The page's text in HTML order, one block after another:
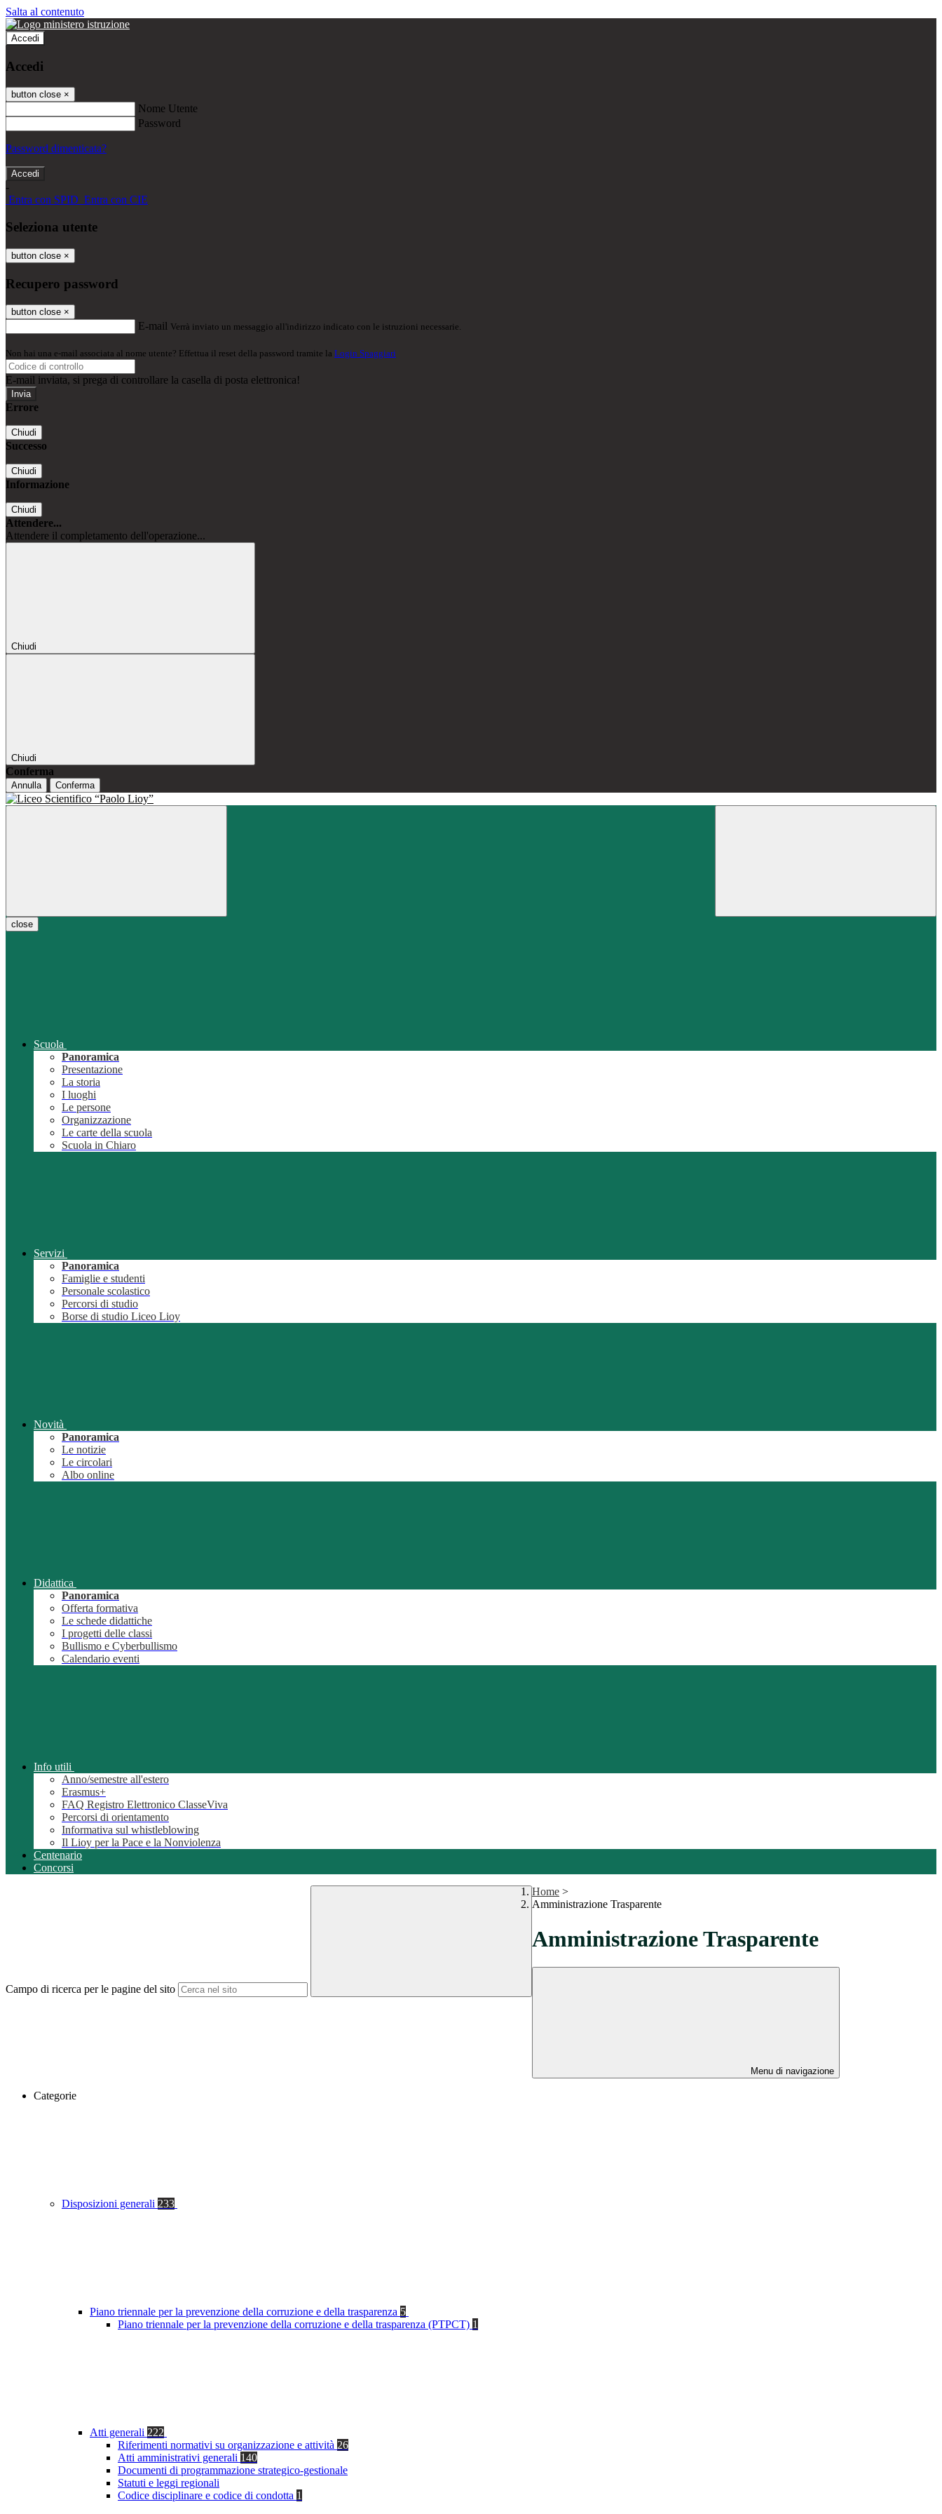
Salta al contenuto
Accedi
Accedi
button close ×
Nome Utente
Password
Password dimenticata?
-
Entra con SPID Entra con CIE
Seleziona utente
button close ×
Recupero password
button close ×
E-mail Verrà inviato un messaggio all'indirizzo indicato con le istruzioni necessarie.
Non hai una e-mail associata al nome utente? Effettua il reset della password tramite la Login Spaggiari
E-mail inviata, si prega di controllare la casella di posta elettronica!
Errore
Chiudi
Successo
Chiudi
Informazione
Chiudi
Attendere...
Attendere il completamento dell'operazione...
Chiudi
Chiudi
Conferma
Annulla Conferma
close
Scuola
Panoramica
Presentazione
La storia
I luoghi
Le persone
Organizzazione
Le carte della scuola
Scuola in Chiaro
Servizi
Panoramica
Famiglie e studenti
Personale scolastico
Percorsi di studio
Borse di studio Liceo Lioy
Novità
Panoramica
Le notizie
Le circolari
Albo online
Didattica
Panoramica
Offerta formativa
Le schede didattiche
I progetti delle classi
Bullismo e Cyberbullismo
Calendario eventi
Info utili
Anno/semestre all'estero
Erasmus+
FAQ Registro Elettronico ClasseViva
Percorsi di orientamento
Informativa sul whistleblowing
Il Lioy per la Pace e la Nonviolenza
Centenario
Concorsi
Campo di ricerca per le pagine del sito
Home >
Amministrazione Trasparente
Amministrazione Trasparente
Menu di navigazione
Categorie
Disposizioni generali 233
Piano triennale per la prevenzione della corruzione e della trasparenza 5
Piano triennale per la prevenzione della corruzione e della trasparenza (PTPCT) 1
Atti generali 222
Riferimenti normativi su organizzazione e attività 26
Atti amministrativi generali 140
Documenti di programmazione strategico-gestionale
Statuti e leggi regionali
Codice disciplinare e codice di condotta 1